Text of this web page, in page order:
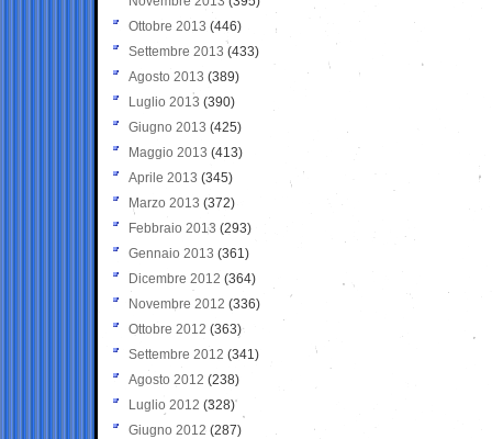
Ottobre 2013 (446)
Settembre 2013 (433)
Agosto 2013 (389)
Luglio 2013 (390)
Giugno 2013 (425)
Maggio 2013 (413)
Aprile 2013 (345)
Marzo 2013 (372)
Febbraio 2013 (293)
Gennaio 2013 (361)
Dicembre 2012 (364)
Novembre 2012 (336)
Ottobre 2012 (363)
Settembre 2012 (341)
Agosto 2012 (238)
Luglio 2012 (328)
Giugno 2012 (287)